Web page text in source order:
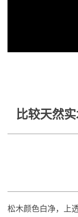
比较天然
松木颜色白净，上